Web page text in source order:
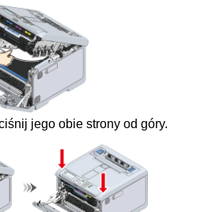
jego obie strony od góry.